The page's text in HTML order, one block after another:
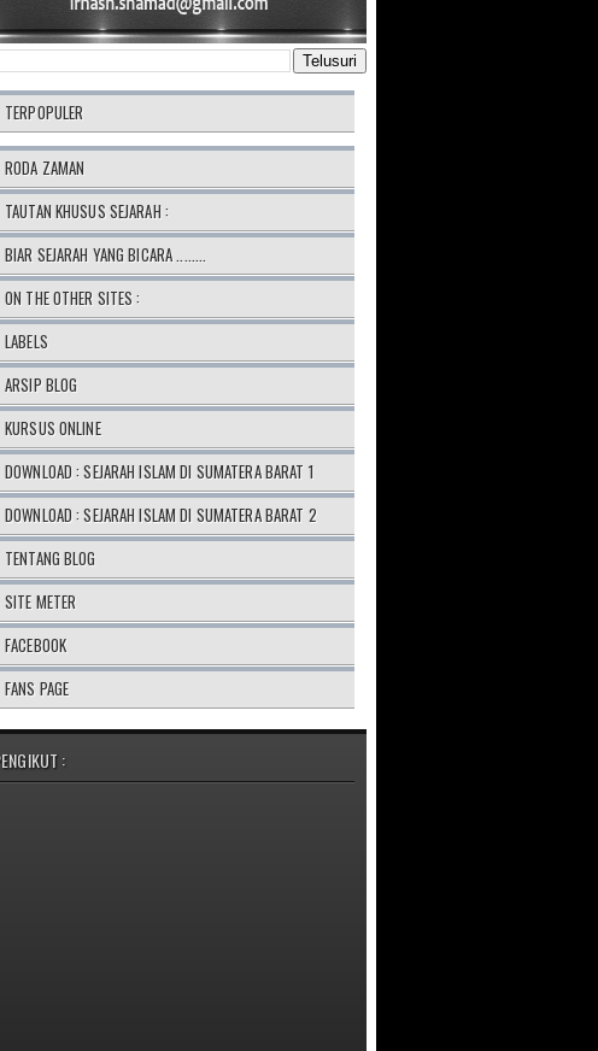
TERPOPULER
RODA ZAMAN
TAUTAN KHUSUS SEJARAH :
BIAR SEJARAH YANG BICARA ........
ON THE OTHER SITES :
LABELS
ARSIP BLOG
KURSUS ONLINE
DOWNLOAD : SEJARAH ISLAM DI SUMATERA BARAT 1
DOWNLOAD : SEJARAH ISLAM DI SUMATERA BARAT 2
TENTANG BLOG
SITE METER
FACEBOOK
FANS PAGE
: